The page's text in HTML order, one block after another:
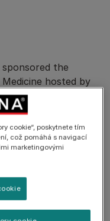
the
hosted by
on "Suffering in
Triaditis."
can now access
link below to
feline chronic
cookie“, poskytnete tím
což pomáhá s navigací
marketingovými